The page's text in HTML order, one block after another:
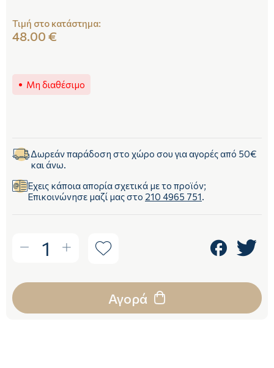
Τιμή στο κατάστημα:
48.00 €
Μη διαθέσιμο
Δωρεάν παράδοση στο χώρο σου για αγορές από 50€
και άνω.
Έχεις κάποια απορία σχετικά με το προϊόν;
Επικοινώνησε μαζί μας στο 210 4965 751.
1
Αγορά